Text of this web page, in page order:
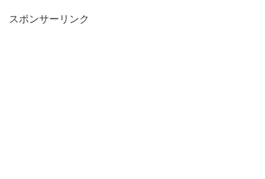
スポンサーリンク